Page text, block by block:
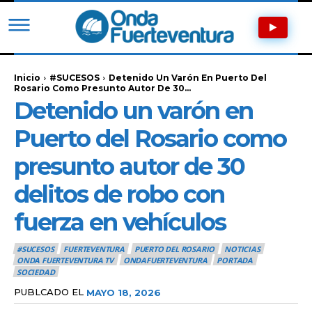
Inicio #SUCESOS
Detenido Un Varón En Puerto Del
Rosario Como Presunto Autor De 30...
Detenido un varón en
Puerto del Rosario como
presunto autor de 30
delitos de robo con
fuerza en vehículos
#SUCESOS FUERTEVENTURA PUERTO DEL ROSARIO
NOTICIAS
ONDA FUERTEVENTURA TV
ONDAFUERTEVENTURA
PORTADA
SOCIEDAD
PUBLCADO EL MAYO 18, 2026